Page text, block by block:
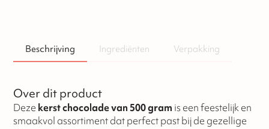
Beschrijving Ingrediënten Verpakking
Over dit product
Deze kerst chocolade van 500 gram is een feestelijk en
smaakvol assortiment dat perfect past bij de gezellige